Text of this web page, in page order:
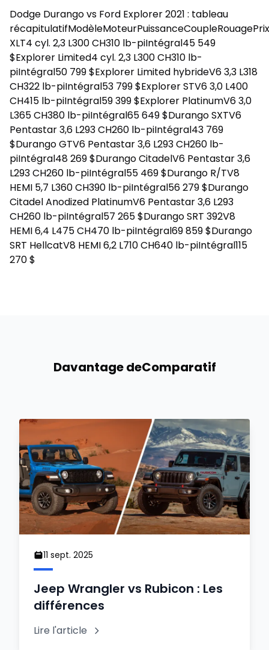
Dodge Durango vs Ford Explorer 2021 : tableau
XLT4 cyl. 2,3 L300 CH310 lb-piIntégral45 549
$Explorer Limited4 cyl. 2,3 L300 CH310 lb-
piIntégral50 799 $Explorer Limited hybrideV6 3,3 L318
CH322 lb-piIntégral53 799 $Explorer STV6 3,0 L400
CH415 lb-piIntégral59 399 $Explorer PlatinumV6 3,0
L365 CH380 lb-piIntégral65 649 $Durango SXTV6
Pentastar 3,6 L293 CH260 lb-piIntégral43 769
$Durango GTV6 Pentastar 3,6 L293 CH260 lb-
piIntégral48 269 $Durango CitadelV6 Pentastar 3,6
L293 CH260 lb-piIntégral55 469 $Durango R/TV8
HEMI 5,7 L360 CH390 lb-piIntégral56 279 $Durango
Citadel Anodized PlatinumV6 Pentastar 3,6 L293
CH260 lb-piIntégral57 265 $Durango SRT 392V8
HEMI 6,4 L475 CH470 lb-piIntégral69 859 $Durango
SRT HellcatV8 HEMI 6,2 L710 CH640 lb-piIntégral115
270 $
Davantage deComparatif
11 sept. 2025
Jeep Wrangler vs Rubicon : Les
différences
Lire l'article